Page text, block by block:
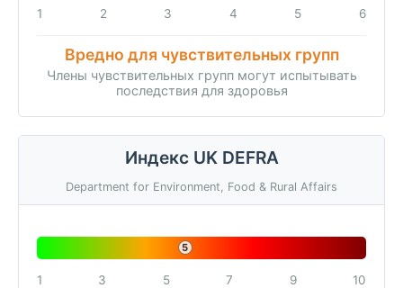
1 2 3 4 5 6
Вредно для чувствительных групп
Члены чувствительных групп могут испытывать
последствия для здоровья
Индекс UK DEFRA
Department for Environment, Food & Rural Affairs
5
1 3 5 7 9 10